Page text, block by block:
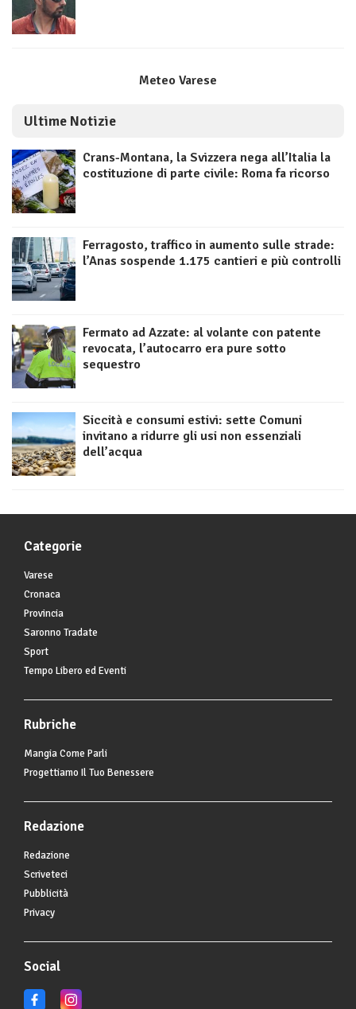
Meteo Varese
Ultime Notizie
Crans-Montana, la Svizzera nega all’Italia la
costituzione di parte civile: Roma fa ricorso
Ferragosto, traffico in aumento sulle strade:
l’Anas sospende 1.175 cantieri e più controlli
Fermato ad Azzate: al volante con patente
revocata, l’autocarro era pure sotto
sequestro
Siccità e consumi estivi: sette Comuni
invitano a ridurre gli usi non essenziali
dell’acqua
Categorie
Varese
Cronaca
Provincia
Saronno Tradate
Sport
Tempo Libero ed Eventi
Rubriche
Mangia Come Parli
Progettiamo Il Tuo Benessere
Redazione
Redazione
Scriveteci
Pubblicità
Privacy
Social